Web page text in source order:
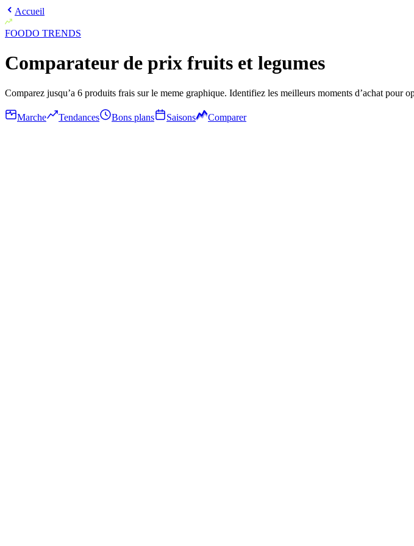
Accueil
FOODO TRENDS
Comparateur de prix fruits et legumes
Comparez jusqu’a 6 produits frais sur le meme graphique. Identifiez les meilleurs moments d’achat pour
Marche Tendances Bons plans Saisons Comparer